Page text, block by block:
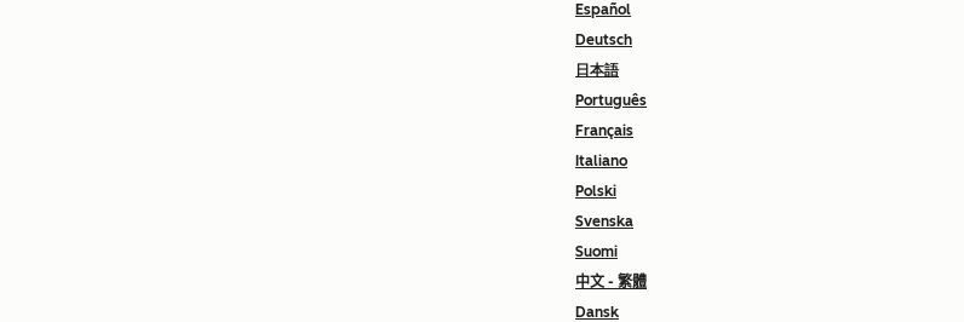
Español
Deutsch
日本語
Português
Français
Italiano
Polski
Svenska
Suomi
中文 - 繁體
Dansk